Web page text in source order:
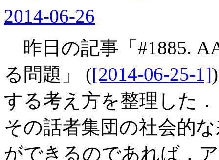
2014-06-26
昨日の記事「#1885.
る問題」 ([2014-06-25-1]
する考え方を整理した
その話者集団の社会的
ができるのであれば，